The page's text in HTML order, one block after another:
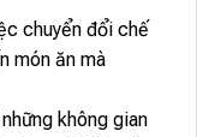
chuyển đổi chế
món ăn mà
không gian